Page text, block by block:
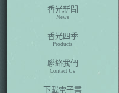
香光新聞
News
香光四季
Products
聯絡我們
Contact Us
下載電子書